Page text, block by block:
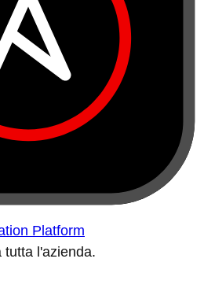
Platform
tutta l'azienda.